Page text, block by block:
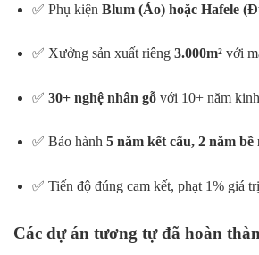
✅ Phụ kiện Blum (Áo) hoặc Hafele
✅ Xưởng sản xuất riêng 3.000m²với
✅ 30+ nghệ nhân gỗvới 10+ năm
✅ Bảo hành 5 năm kết cấu, 2 năm bề
✅ Tiến độ đúng cam kết, phạt 1% giá
Các dự án tương tự đã hoàn